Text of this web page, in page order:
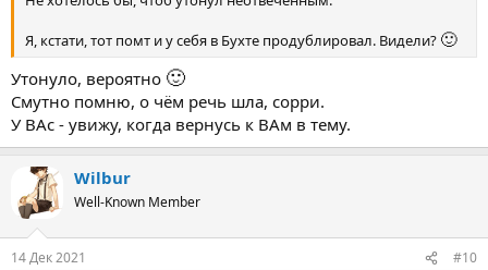
Я, кстати, тот помт и у себя в Бухте продублировал. Видели? 🙂
Утонуло, вероятно 🙂
Смутно помню, о чём речь шла, сорри.
У ВАс - увижу, когда вернусь к ВАм в тему.
Wilbur
Well-Known Member
14 Дек 2021 #10